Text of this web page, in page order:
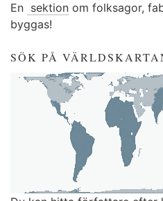
En sektion om folksagor,
byggas!
SÖK PÅ